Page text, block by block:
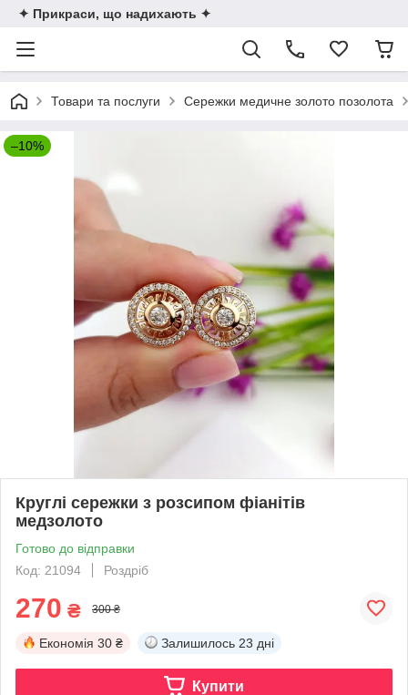
✦ Прикраси, що надихають ✦
Товари та послуги Сережки медичне золото позолота
–10%
Круглі сережки з розсипом фіанітів
медзолото
Готово до відправки
Код: 21094
Роздріб
270 ₴ 300 ₴
Економія 30 ₴ Залишилось 23 дні
Купити